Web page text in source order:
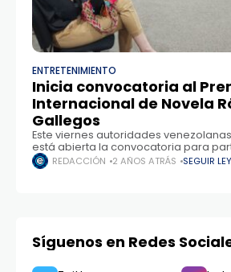
ENTRETENIMIENTO
Inicia convocatoria al
Internacional de Novela
Gallegos
Este viernes autoridades
está abierta la convocatoria para
edición del Premio Internacional de
Gallegos hasta el próximo 28 de
REDACCIÓN 2 AÑOS ATRÁS SEGUIR
Síguenos en Redes